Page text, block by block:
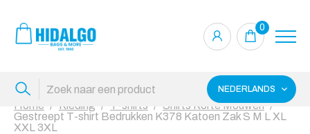
0
NEDERLANDS
Home Kleding T-shirts
Shirts Korte Mouwen
Gestreept T-shirt Bedrukken K378 Katoen Zak S M L XL
XXL 3XL